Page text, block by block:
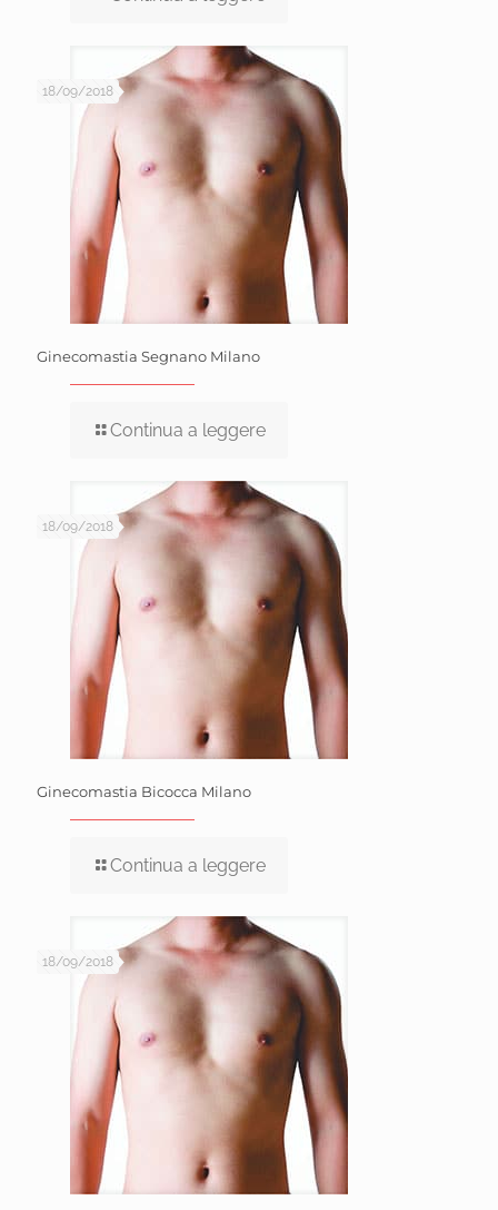
18/09/2018
Ginecomastia Segnano Milano
Continua a leggere
18/09/2018
Ginecomastia Bicocca Milano
Continua a leggere
18/09/2018